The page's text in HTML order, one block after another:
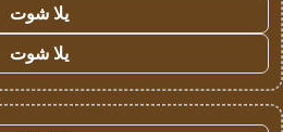
يلا شوت
يلا شوت